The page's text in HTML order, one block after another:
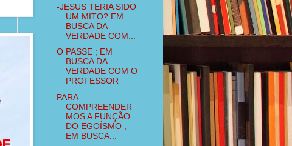
-JESUS TERIA SIDO
UM MITO? EM
BUSCA DA
VERDADE COM...
O PASSE ; EM
BUSCA DA
VERDADE COM O
PROFESSOR
PARA
COMPREENDER
MOS A FUNÇÃO
DO EGOÍSMO ;
EM BUSCA...